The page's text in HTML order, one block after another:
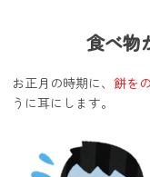
食べ物
お正月の時期に、餅を
うに耳にします。